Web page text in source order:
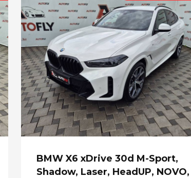
BMW X6 xDrive 30d M-Sport,
Shadow, Laser, HeadUP, NOVO,